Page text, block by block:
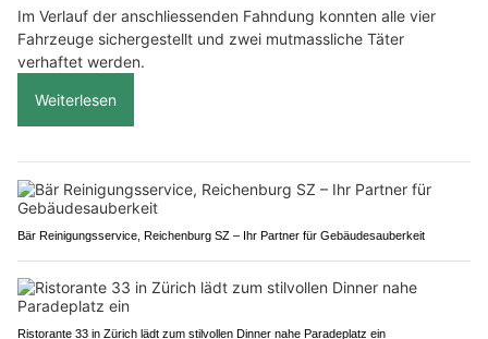
Im Verlauf der anschliessenden Fahndung konnten alle vier
Fahrzeuge sichergestellt und zwei mutmassliche Täter
verhaftet werden.
Weiterlesen
Bär Reinigungsservice, Reichenburg SZ – Ihr Partner für Gebäudesauberkeit
Ristorante 33 in Zürich lädt zum stilvollen Dinner nahe Paradeplatz ein